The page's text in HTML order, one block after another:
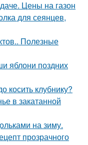
Цены на газон
для сеянцев,
Полезные
яблони поздних
косить клубнику?
в закатанной
на зиму.
прозрачного